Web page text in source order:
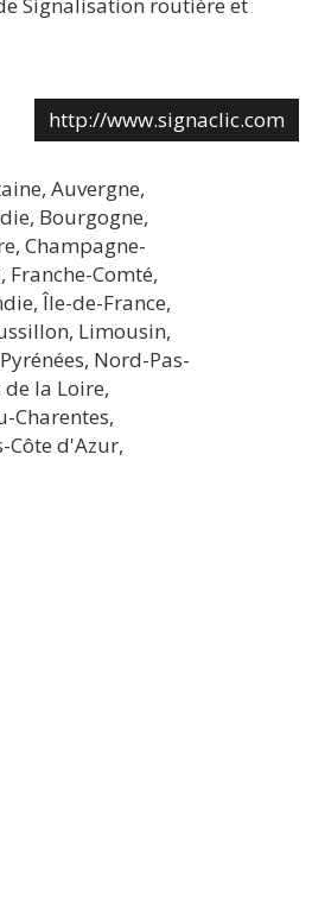
Signalisation routière et
http://www.signaclic.com